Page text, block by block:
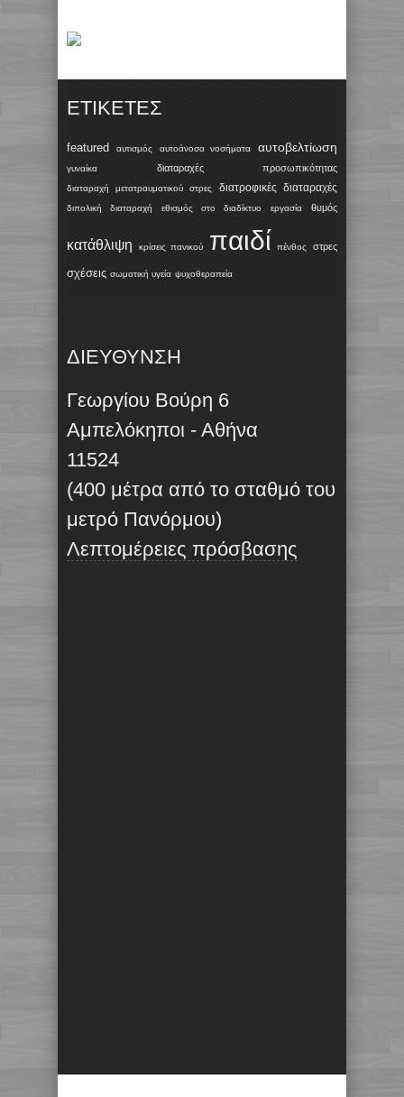
ΕΤΙΚΈΤΕΣ
featured αυτισμός αυτοάνοσα νοσήματα αυτοβελτίωση
γυναίκα διαταραχές προσωπικότητας
διαταραχή μετατραυματικού στρες διατροφικές διαταραχές
διπολική διαταραχή εθισμός στο διαδίκτυο εργασία θυμός
κατάθλιψη κρίσεις πανικού παιδί πένθος στρες
σχέσεις σωματική υγεία ψυχοθεραπεία
ΔΙΕΥΘΥΝΣΗ
Γεωργίου Βούρη 6
Αμπελόκηποι - Αθήνα
11524
(400 μέτρα από το σταθμό του
μετρό Πανόρμου)
Λεπτομέρειες πρόσβασης